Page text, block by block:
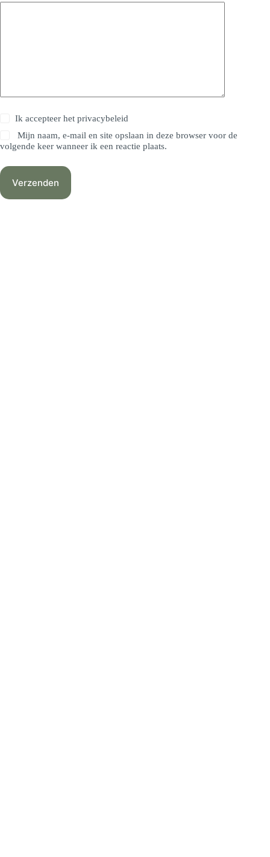
Ik accepteer hetprivacybeleid
Mijn naam, e-mail en site opslaan in deze browser voor de
volgende keer wanneer ik een reactie plaats.
Verzenden